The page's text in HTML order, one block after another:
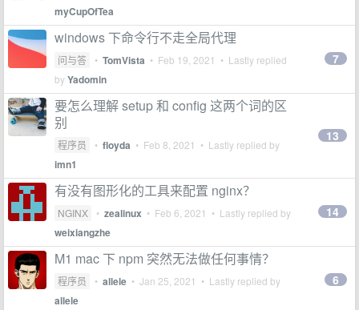
myCupOfTea
windows 下命令行不走全局代理
问与答 • TomVista • Feb 19, 2021 • Lastly replied
byYadomin
7
要怎么理解 setup 和 config 这两个词的区
别
程序员 • floyda • Feb 8, 2021 • Lastly replied by
imn1
13
有没有图形化的工具来配置 nginx？
NGINX • zealinux • Feb 6, 2021 • Lastly replied by
weixiangzhe
14
M1 mac 下 npm 突然无法做任何事情？
程序员 • allele • Jan 25, 2021 • Lastly replied by
allele
6